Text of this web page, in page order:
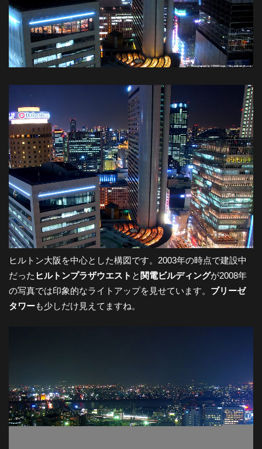
ヒルトン大阪を中心とした構図です。2003年の時点で建設中
だった ヒルトンプラザウエスト と 関電ビルディングが2008年
の写真では印象的なライトアップを見せています。 ブリーゼ
タワーも少しだけ見えてますね。